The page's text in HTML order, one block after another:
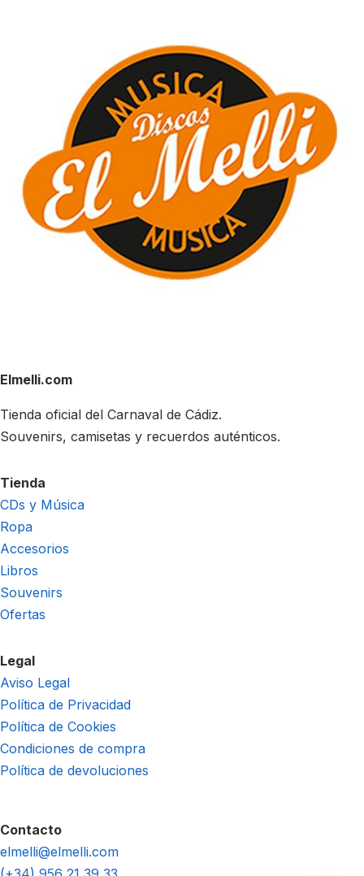
Elmelli.com
Tienda oficial del Carnaval de Cádiz.
Souvenirs, camisetas y recuerdos auténticos.
Tienda
CDs y Música
Ropa
Accesorios
Libros
Souvenirs
Ofertas
Legal
Aviso Legal
Política de Privacidad
Política de Cookies
Condiciones de compra
Política de devoluciones
Contacto
elmelli@elmelli.com